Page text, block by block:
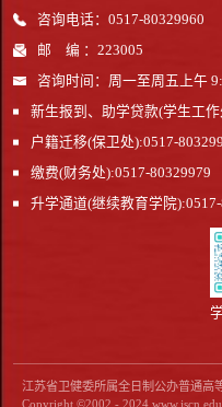
咨询电话：0517-80329960
邮 编 ：223005
咨询时间：周一至周五上午
新生报到、助学贷款(学生工
户籍迁移(保卫处):0517-
缴费(财务处):0517-80329979
升学通道(继续教育学院
江苏省卫健委所属全日制公办普通高
Copyright ©2002 - 2024